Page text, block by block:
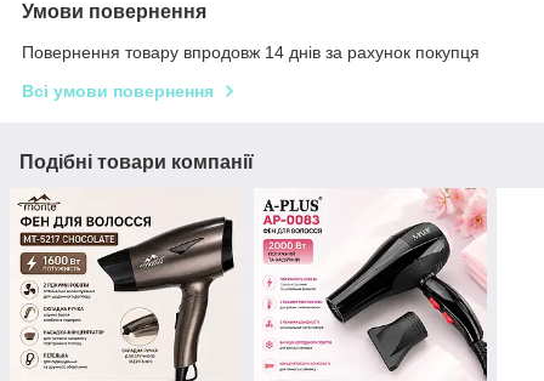
Умови повернення
Повернення товару впродовж 14 днів за рахунок покупця
Всі умови повернення
Подібні товари компанії